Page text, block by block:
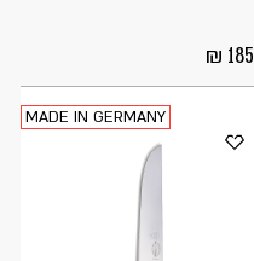
185
MADE IN GERMANY